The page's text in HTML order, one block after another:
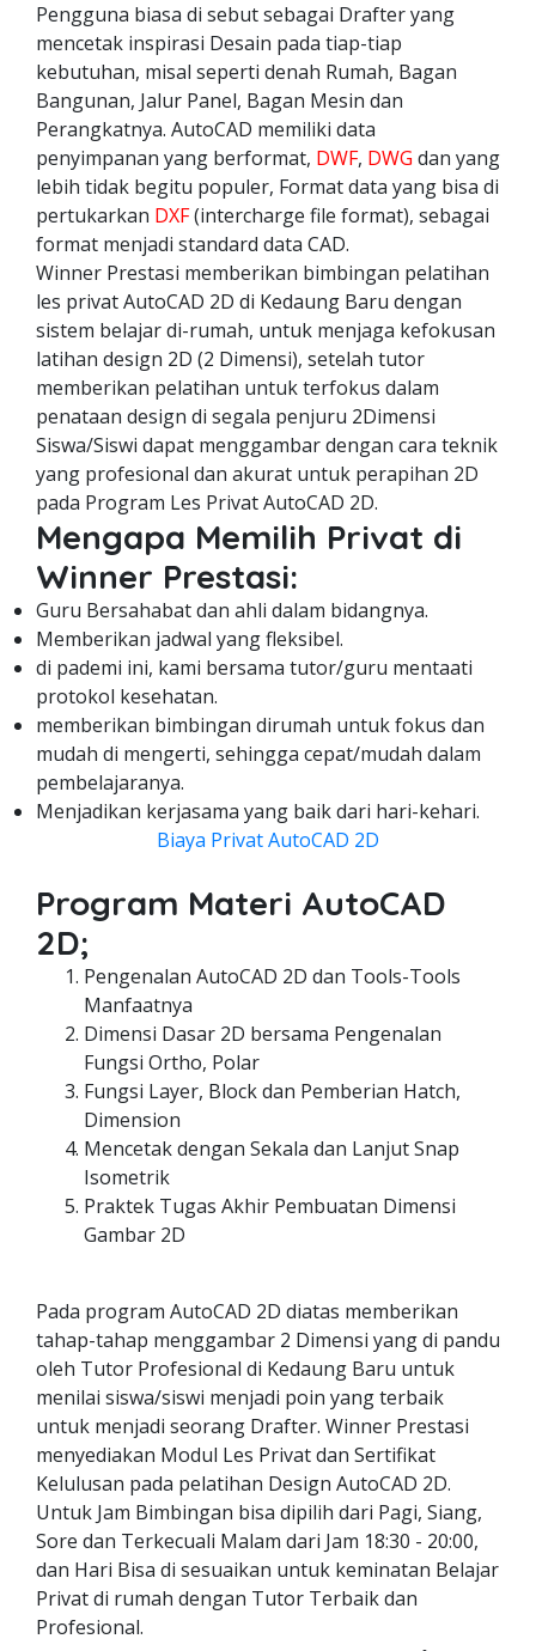
Pengguna biasa di sebut sebagai Drafter yang
mencetak inspirasi Desain pada tiap-tiap
kebutuhan, misal seperti denah Rumah, Bagan
Bangunan, Jalur Panel, Bagan Mesin dan
Perangkatnya. AutoCAD memiliki data
penyimpanan yang berformat, DWF, DWG dan yang
lebih tidak begitu populer, Format data yang bisa di
pertukarkan DXF(intercharge file format), sebagai
format menjadi standard data CAD.
Winner Prestasi memberikan bimbingan pelatihan
les privat AutoCAD 2D di Kedaung Baru dengan
sistem belajar di-rumah, untuk menjaga kefokusan
latihan design 2D (2 Dimensi), setelah tutor
memberikan pelatihan untuk terfokus dalam
penataan design di segala penjuru 2Dimensi
Siswa/Siswi dapat menggambar dengan cara teknik
yang profesional dan akurat untuk perapihan 2D
pada Program Les Privat AutoCAD 2D.
Mengapa Memilih Privat di
Winner Prestasi:
Guru Bersahabat dan ahli dalam bidangnya.
Memberikan jadwal yang fleksibel.
di pademi ini, kami bersama tutor/guru mentaati
protokol kesehatan.
memberikan bimbingan dirumah untuk fokus dan
mudah di mengerti, sehingga cepat/mudah dalam
pembelajaranya.
Menjadikan kerjasama yang baik dari hari-kehari.
Biaya Privat AutoCAD 2D
Program Materi AutoCAD
2D;
Pengenalan AutoCAD 2D dan Tools-Tools
Manfaatnya
Dimensi Dasar 2D bersama Pengenalan
Fungsi Ortho, Polar
Fungsi Layer, Block dan Pemberian Hatch,
Dimension
Mencetak dengan Sekala dan Lanjut Snap
Isometrik
Praktek Tugas Akhir Pembuatan Dimensi
Gambar 2D
Pada program AutoCAD 2D diatas memberikan
tahap-tahap menggambar 2 Dimensi yang di pandu
oleh Tutor Profesional di Kedaung Baru untuk
menilai siswa/siswi menjadi poin yang terbaik
untuk menjadi seorang Drafter. Winner Prestasi
menyediakan Modul Les Privat dan Sertifikat
Kelulusan pada pelatihan Design AutoCAD 2D.
Untuk Jam Bimbingan bisa dipilih dari Pagi, Siang,
Sore dan Terkecuali Malam dari Jam 18:30 - 20:00,
dan Hari Bisa di sesuaikan untuk keminatan Belajar
Privat di rumah dengan Tutor Terbaik dan
Profesional.